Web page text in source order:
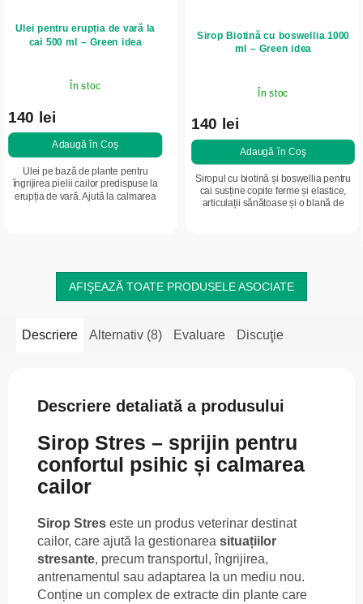
Ulei pentru erupția de vară la
cai 500 ml – Green idea
În stoc
140 lei
Adaugă în Coş
Ulei pe bază de plante pentru
îngrijirea pielii cailor predispuse la
erupția de vară. Ajută la calmarea
Sirop Biotină cu boswellia 1000
ml – Green idea
În stoc
140 lei
Adaugă în Coş
Siropul cu biotină și boswellia pentru
cai susține copite ferme și elastice,
articulații sănătoase și o blană de
AFIŞEAZĂ TOATE PRODUSELE ASOCIATE
Descriere Alternativ (8) Evaluare Discuţie
Descriere detaliată a produsului
Sirop Stres – sprijin pentru
confortul psihic și calmarea
cailor
Sirop Stres este un produs veterinar destinat
cailor, care ajută la gestionarea situațiilor
stresante, precum transportul, îngrijirea,
antrenamentul sau adaptarea la un mediu nou.
Conține un complex de extracte din plante care